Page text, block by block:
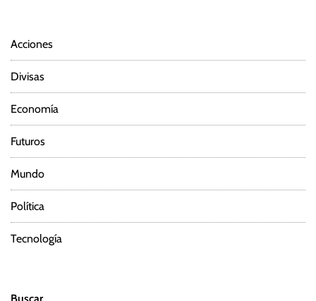
Acciones
Divisas
Economía
Futuros
Mundo
Política
Tecnología